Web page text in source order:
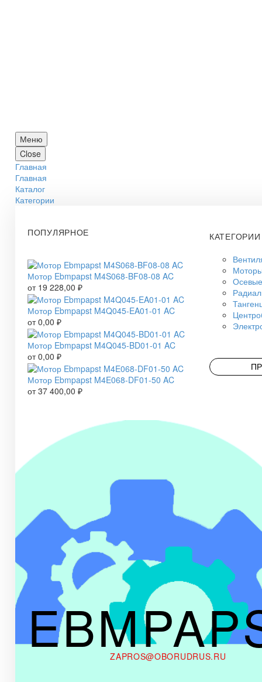
Меню
Close
Главная
Главная
Каталог
Категории
ПОПУЛЯРНОЕ
Мотор Ebmpapst M4S068-BF08-08 AC
от 19 228,00 ₽
Мотор Ebmpapst M4Q045-EA01-01 AC
от0,00 ₽
Мотор Ebmpapst M4Q045-BD01-01 AC
от0,00 ₽
Мотор Ebmpapst M4E068-DF01-50 AC
от37 400,00 ₽
КАТЕГОРИИ
ZAPROS@OBORUDRUS.RU